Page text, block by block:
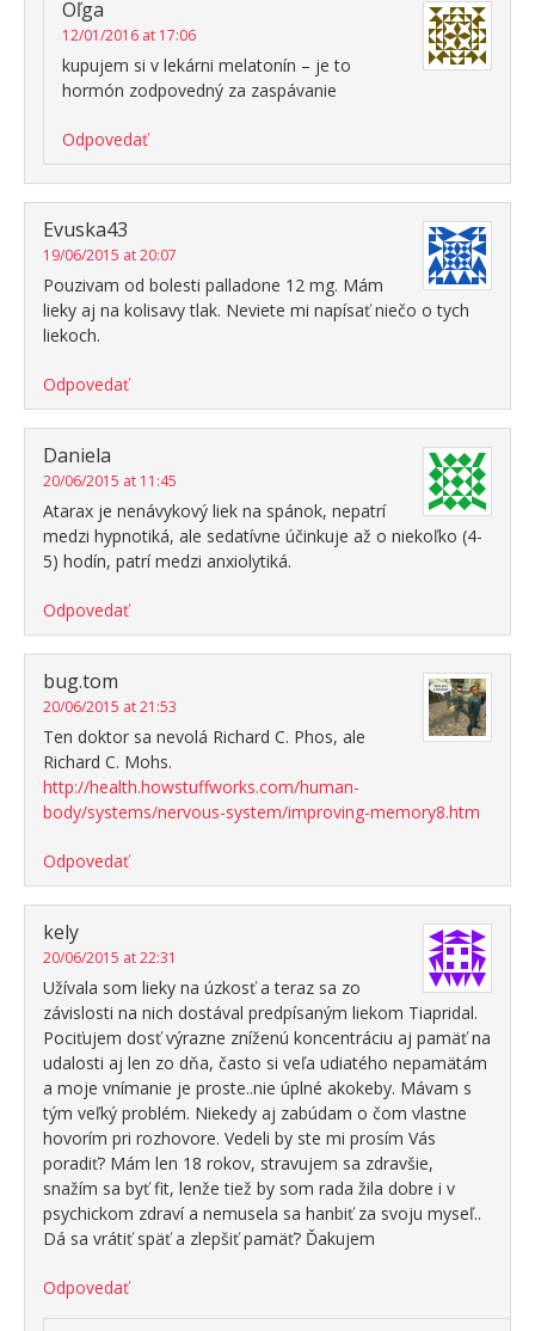
Oľga
12/01/2016 at 17:06
kupujem si v lekárni melatonín – je to
hormón zodpovedný za zaspávanie
Odpovedať
Evuska43
19/06/2015 at 20:07
Pouzivam od bolesti palladone 12 mg. Mám
lieky aj na kolisavy tlak. Neviete mi napísať niečo o tych
liekoch.
Odpovedať
Daniela
20/06/2015 at 11:45
Atarax je nenávykový liek na spánok, nepatrí
medzi hypnotiká, ale sedatívne účinkuje až o niekoľko (4-
5) hodín, patrí medzi anxiolytiká.
Odpovedať
bug.tom
20/06/2015 at 21:53
Ten doktor sa nevolá Richard C. Phos, ale
Richard C. Mohs.
http://health.howstuffworks.com/human-
body/systems/nervous-system/improving-memory8.htm
Odpovedať
kely
20/06/2015 at 22:31
Užívala som lieky na úzkosť a teraz sa zo
závislosti na nich dostával predpísaným liekom Tiapridal.
Pociťujem dosť výrazne zníženú koncentráciu aj pamäť na
udalosti aj len zo dňa, často si veľa udiatého nepamätám
a moje vnímanie je proste..nie úplné akokeby. Mávam s
tým veľký problém. Niekedy aj zabúdam o čom vlastne
hovorím pri rozhovore. Vedeli by ste mi prosím Vás
poradiť? Mám len 18 rokov, stravujem sa zdravšie,
snažím sa byť fit, lenže tiež by som rada žila dobre i v
psychickom zdraví a nemusela sa hanbiť za svoju myseľ..
Dá sa vrátiť späť a zlepšiť pamäť? Ďakujem
Odpovedať